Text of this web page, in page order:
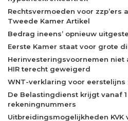
Rechtsvermoeden voor zzp’ers
Tweede Kamer Artikel
Bedrag ineens’ opnieuw
Eerste Kamer staat voor grote
Herinvesteringsvoornemen niet
HIR terecht geweigerd
WNT-verklaring voor
De Belastingdienst krijgt vanaf
rekeningnummers
Uitbreidingsmogelijkheden KVK